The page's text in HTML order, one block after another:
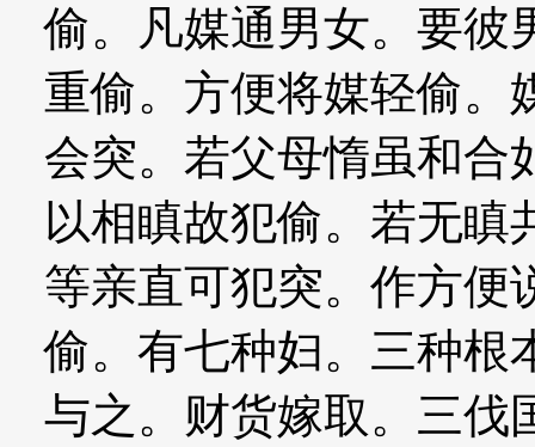
偷。凡媒通男女。要彼
重偷。方便将媒轻偷。
会突。若父母惰虽和合
以相瞋故犯偷。若无瞋
等亲直可犯突。作方便
偷。有七种妇。三种根
与之。财货嫁取。三伐